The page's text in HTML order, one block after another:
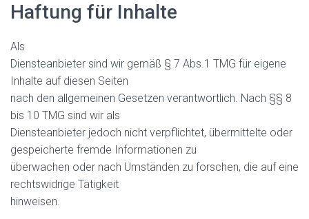
Haftung für Inhalte
Als
Diensteanbieter sind wir gemäß § 7 Abs.1 TMG für eigene
Inhalte auf diesen Seiten
nach den allgemeinen Gesetzen verantwortlich. Nach §§ 8
bis 10 TMG sind wir als
Diensteanbieter jedoch nicht verpflichtet, übermittelte oder
gespeicherte fremde Informationen zu
überwachen oder nach Umständen zu forschen, die auf eine
rechtswidrige Tätigkeit
hinweisen.